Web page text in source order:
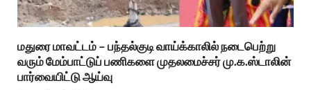
மதுரை மாவட்டம் – பந்தல்குடி வாய்க்காலில் நடைபெற்று
வரும் மேம்பாட்டுப் பணிகளை முதலமைச்சர் மு.க.ஸ்டாலின்
பார்வையிட்டு ஆய்வு